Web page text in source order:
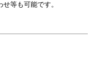
等も可能です。